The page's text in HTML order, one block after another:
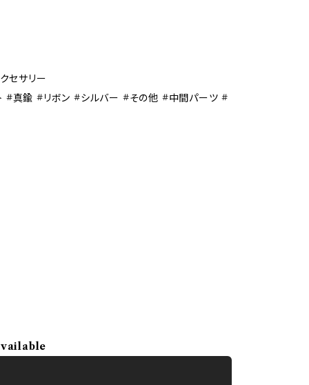
セサリー
#真鍮 #リボン #シルバー #その他 #中間パーツ #